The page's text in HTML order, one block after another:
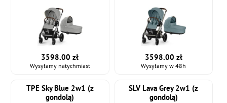
3598.00 zł
Wysyłamy natychmiast
3598.00 zł
Wysyłamy w 48h
TPE Sky Blue 2w1 (z
gondolą)
SLV Lava Grey 2w1 (z
gondolą)